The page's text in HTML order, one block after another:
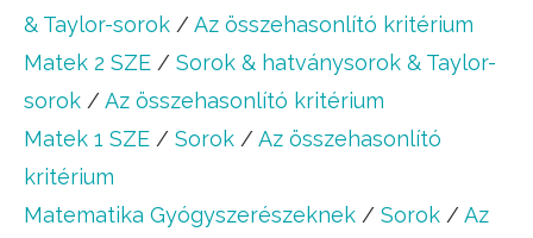
& Taylor-sorok / Az összehasonlító kritérium
Matek 2 SZE / Sorok & hatványsorok & Taylor-
sorok / Az összehasonlító kritérium
Matek 1 SZE / Sorok / Az összehasonlító
kritérium
Matematika Gyógyszerészeknek / Sorok / Az